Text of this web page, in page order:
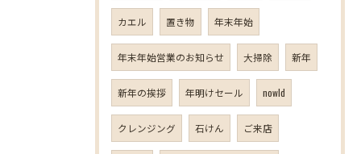
カエル 置き物 年末年始
年末年始営業のお知らせ 大掃除 新年
新年の挨拶 年明けセール nowld
クレンジング 石けん ご来店